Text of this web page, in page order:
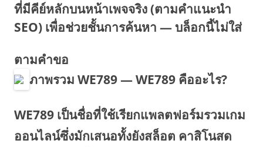
ที่มีคีย์หลักบนหน้าเพจจริง (ตามคำแนะนำ
SEO) เพื่อช่วยชั้นการค้นหา — บล็อกนี้ไม่ใส่
ตามคำขอ
ภาพรวม WE789 — WE789 คืออะไร?
WE789 เป็นชื่อที่ใช้เรียกแพลตฟอร์มรวมเกม
ออนไลน์ซึ่งมักเสนอทั้งยังสล็อต คาสิโนสด